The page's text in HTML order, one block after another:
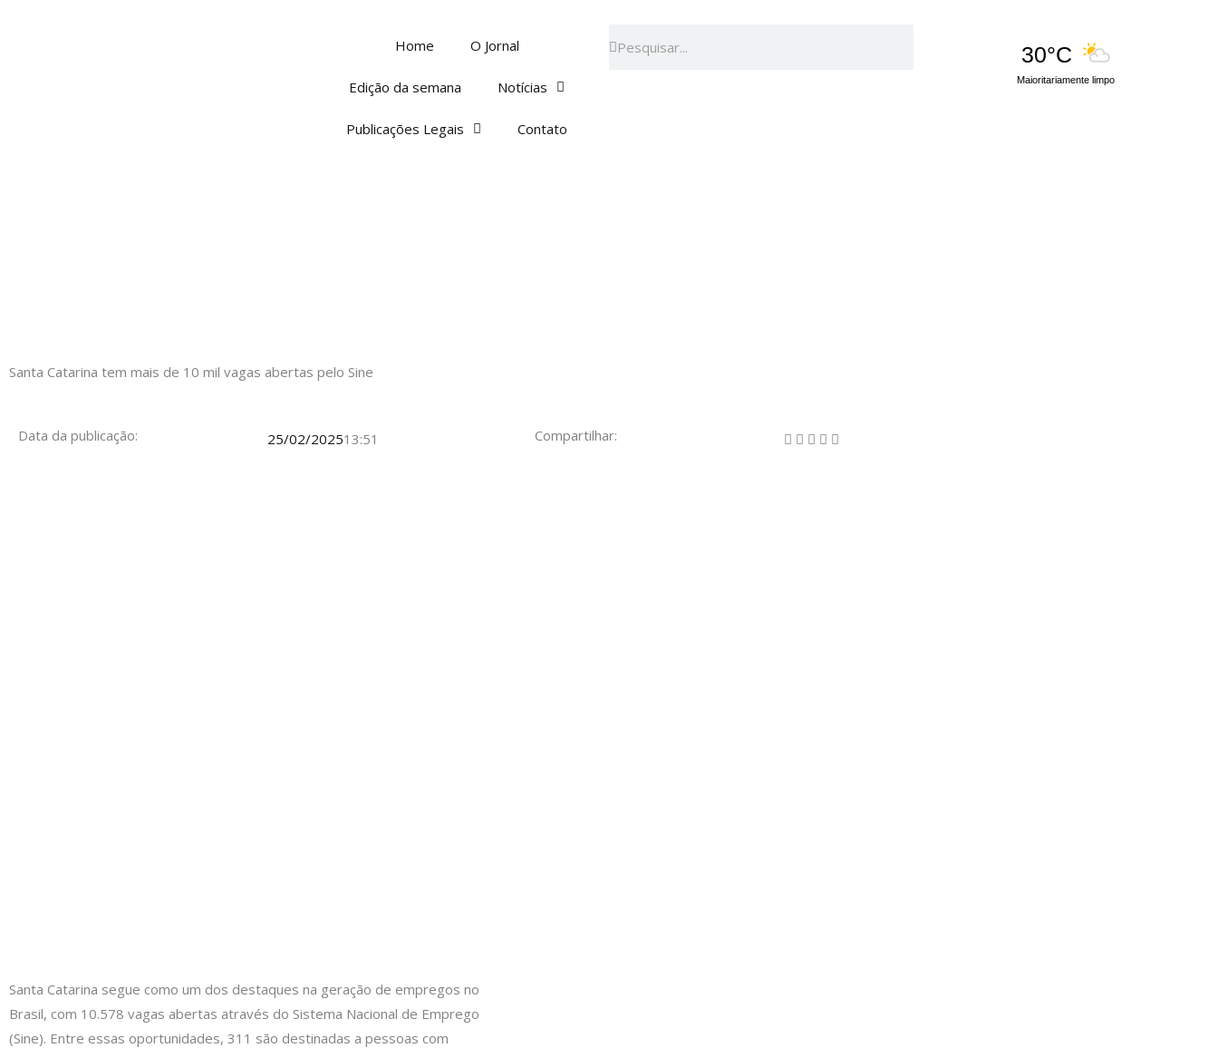
Home O Jornal
Edição da semana Notícias
Publicações Legais Contato
30°C
Maioritariamente limpo
Santa Catarina tem mais de 10 mil vagas abertas pelo Sine
Data da publicação: 25/02/202513:51
Santa Catarina segue como um dos destaques na geração de empregos no
Brasil, com 10.578 vagas abertas através do Sistema Nacional de Emprego
(Sine). Entre essas oportunidades, 311 são destinadas a pessoas com
Compartilhar: